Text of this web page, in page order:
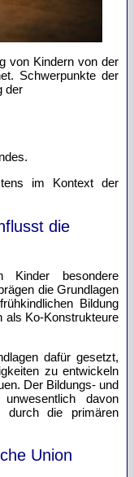
von Kindern von der
Schwerpunkte der
der
im Kontext der
die
Kinder besondere
die Grundlagen
Bildung
als Ko-Konstrukteure
dafür gesetzt,
zu entwickeln
Der Bildungs- und
davon
durch die primären
Union